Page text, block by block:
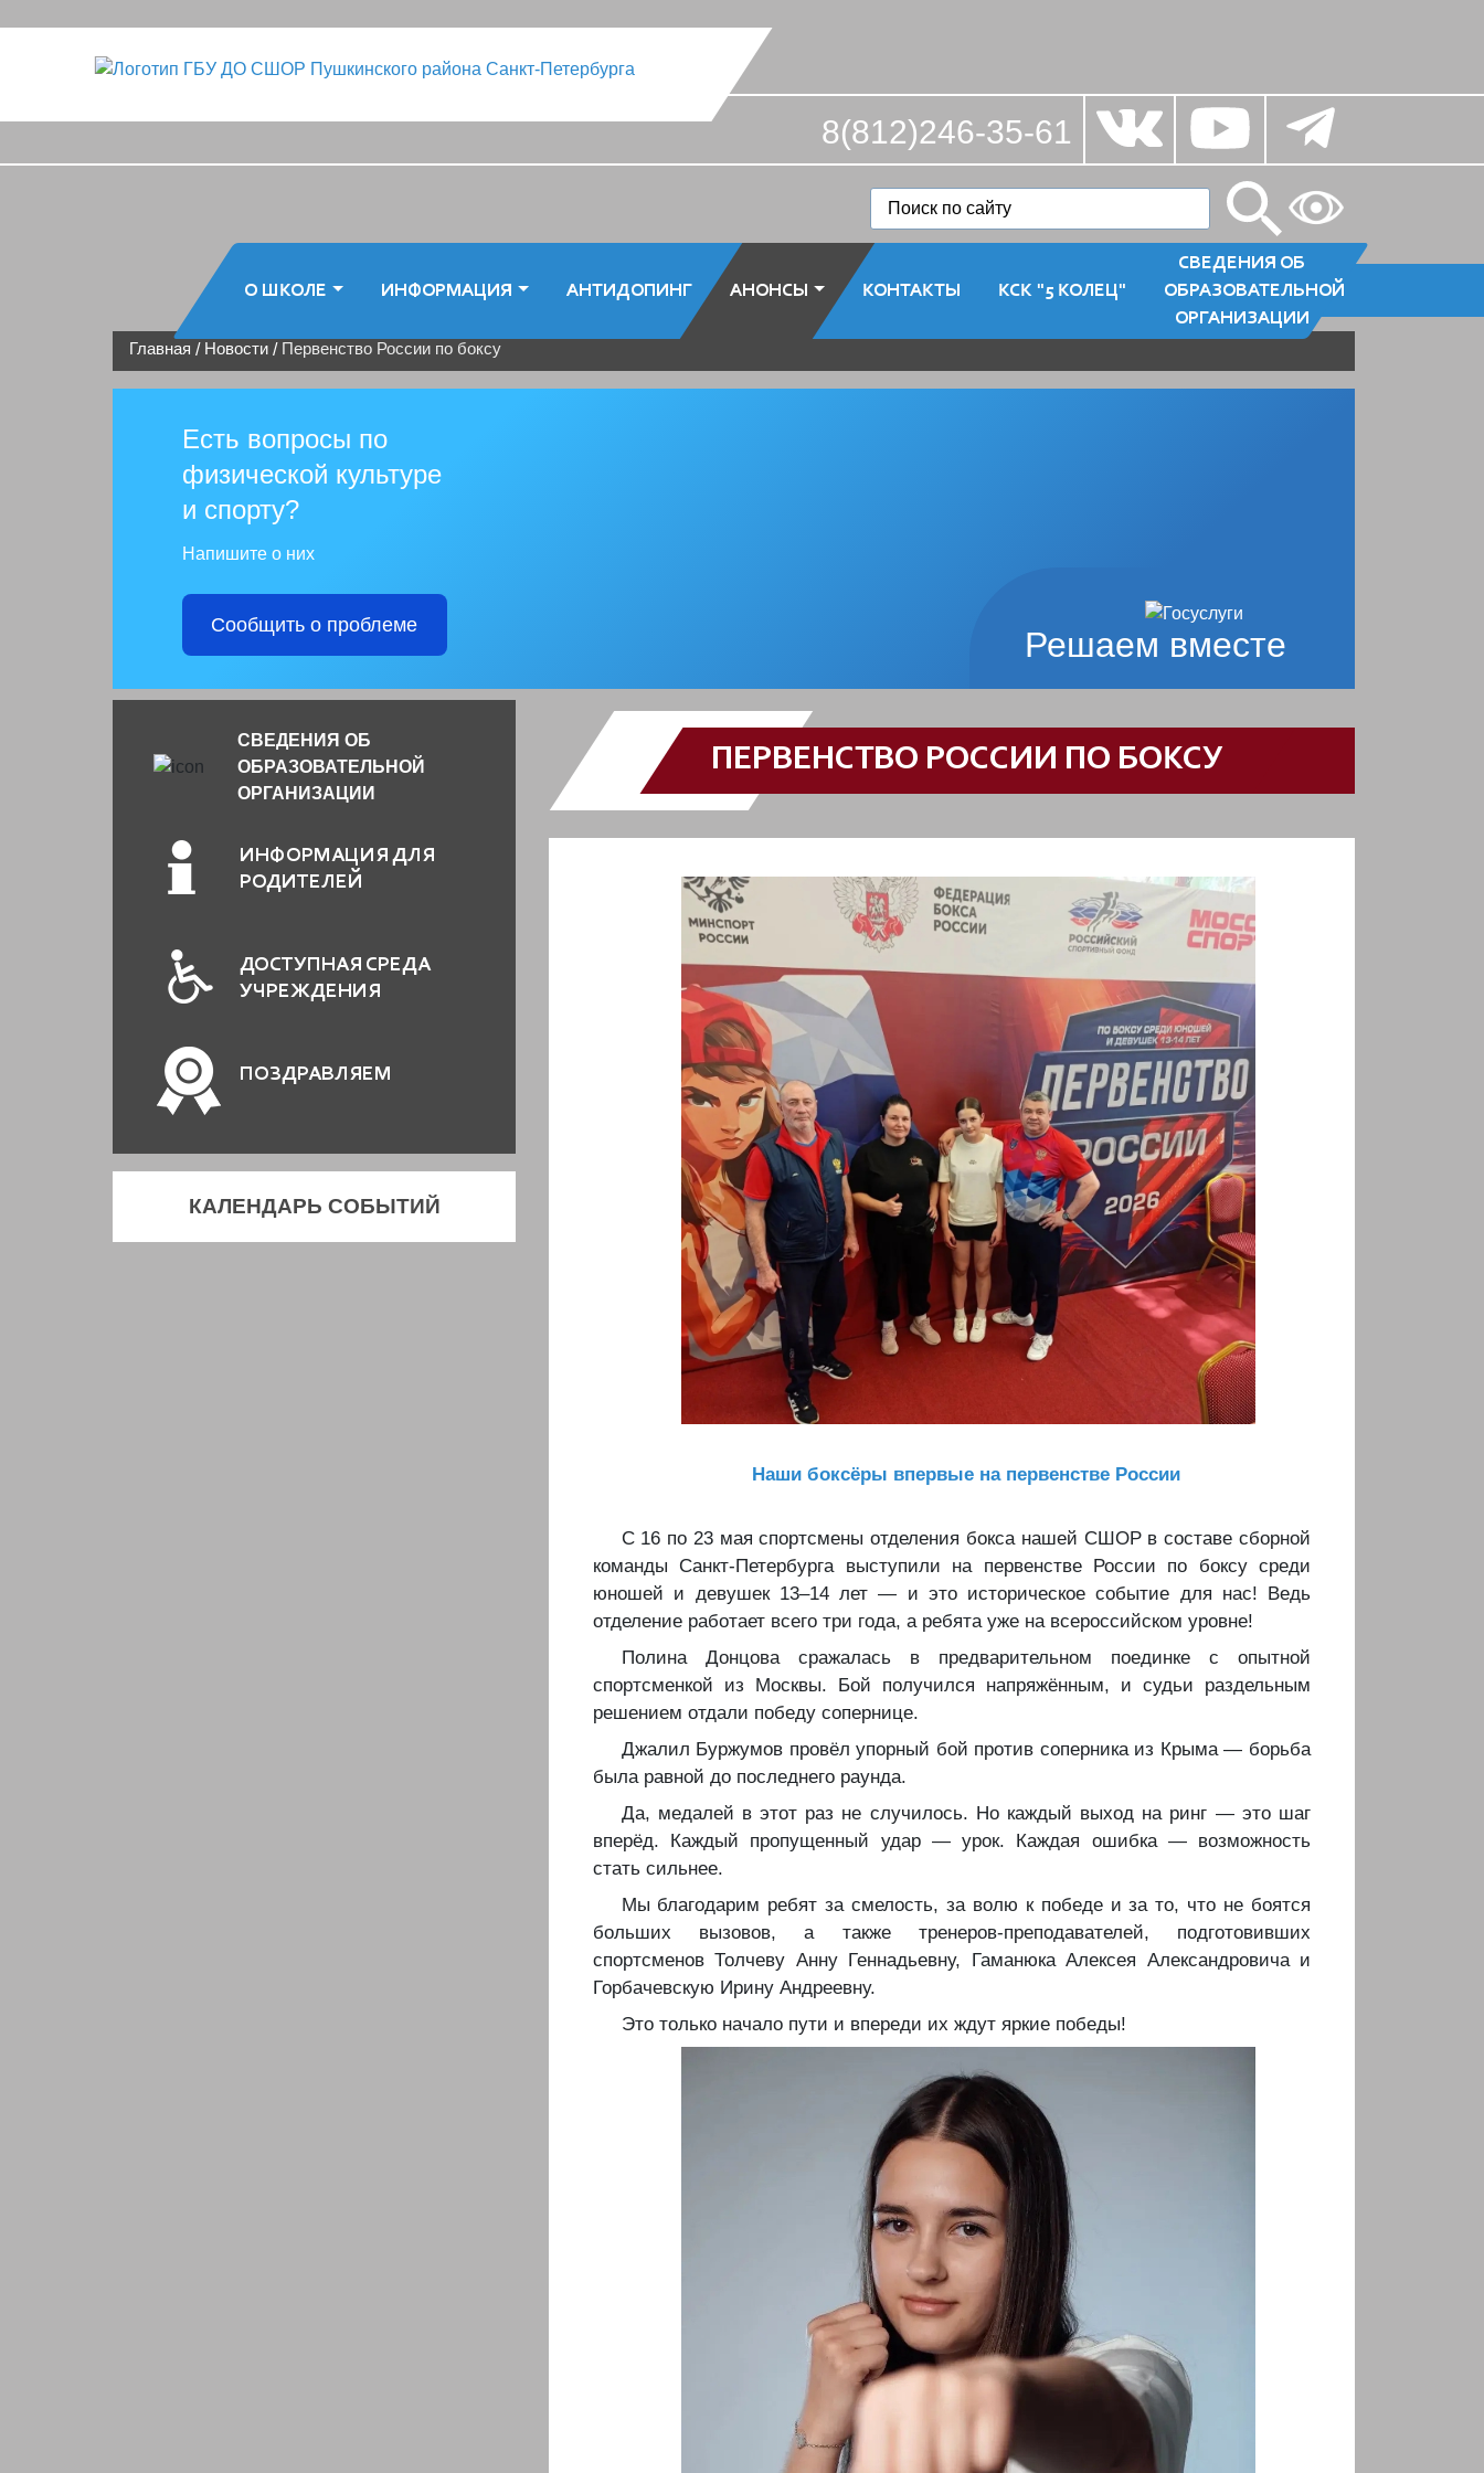
8(812)246-35-61
О ШКОЛЕ ИНФОРМАЦИЯ АНТИДОПИНГ АНОНСЫ КОНТАКТЫ КСК "5 КОЛЕЦ"
СВЕДЕНИЯ ОБ
ОБРАЗОВАТЕЛЬНОЙ
ОРГАНИЗАЦИИ
Главная / Новости / Первенство России по боксу
Решаем вместе
Есть вопросы по
физической культуре
и спорту?
Напишите о них
Сообщить о проблеме
СВЕДЕНИЯ ОБ
ОБРАЗОВАТЕЛЬНОЙ
ОРГАНИЗАЦИИ
ИНФОРМАЦИЯ ДЛЯ
РОДИТЕЛЕЙ
ДОСТУПНАЯ СРЕДА
УЧРЕЖДЕНИЯ
ПОЗДРАВЛЯЕМ
КАЛЕНДАРЬ СОБЫТИЙ
ПЕРВЕНСТВО РОССИИ ПО БОКСУ
️️️Наши боксёры впервые на первенстве России
️️С 16 по 23 мая спортсмены отделения бокса нашей СШОР в составе сборной
команды Санкт‑Петербурга выступили на первенстве России по боксу среди
юношей и девушек 13–14 лет — и это историческое событие для нас! Ведь
отделение работает всего три года, а ребята уже на всероссийском уровне!
️️Полина Донцова сражалась в предварительном поединке с опытной
спортсменкой из Москвы. Бой получился напряжённым, и судьи раздельным
решением отдали победу сопернице.
️️Джалил Буржумов провёл упорный бой против соперника из Крыма — борьба
была равной до последнего раунда.
️️Да, медалей в этот раз не случилось. Но каждый выход на ринг — это шаг
вперёд. Каждый пропущенный удар — урок. Каждая ошибка — возможность
стать сильнее.
️️Мы благодарим ребят за смелость, за волю к победе и за то, что не боятся
больших вызовов, а также тренеров-преподавателей, подготовивших
спортсменов Толчеву Анну Геннадьевну, Гаманюка Алексея Александровича и
Горбачевскую Ирину Андреевну.
️️Это только начало пути и впереди их ждут яркие победы!